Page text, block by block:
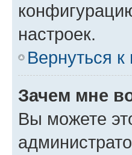
настроек.
Вернуться к
Зачем мне
Вы можете